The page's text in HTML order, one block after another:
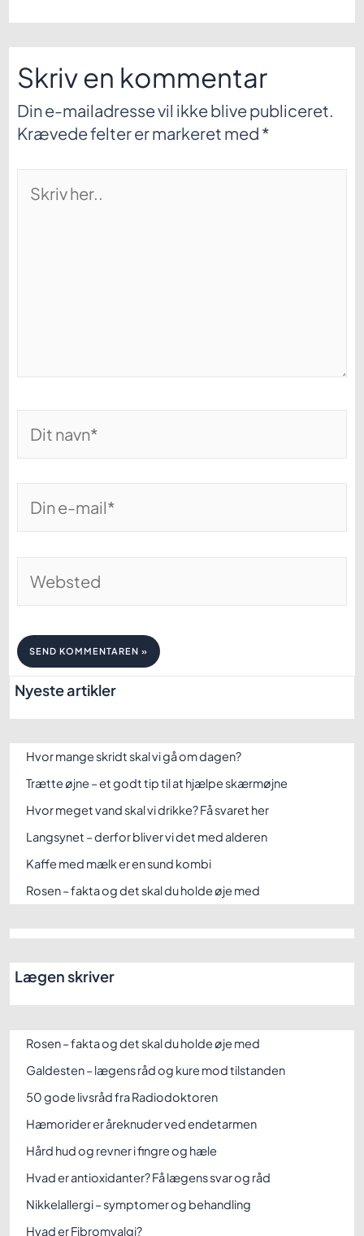
Skriv en kommentar
Din e-mailadresse vil ikke blive publiceret.
Krævede felter er markeret med *
her..
navn*
e-
Nyeste artikler
Hvor mange skridt skal vi gå om dagen?
Trætte øjne – et godt tip til at hjælpe skærmøjne
Hvor meget vand skal vi drikke? Få svaret her
Langsynet – derfor bliver vi det med alderen
Kaffe med mælk er en sund kombi
Rosen – fakta og det skal du holde øje med
Lægen skriver
Rosen – fakta og det skal du holde øje med
Galdesten – lægens råd og kure mod tilstanden
50 gode livsråd fra Radiodoktoren
Hæmorider er åreknuder ved endetarmen
Hård hud og revner i fingre og hæle
Hvad er antioxidanter? Få lægens svar og råd
Nikkelallergi – symptomer og behandling
Hvad er Fibromyalgi?